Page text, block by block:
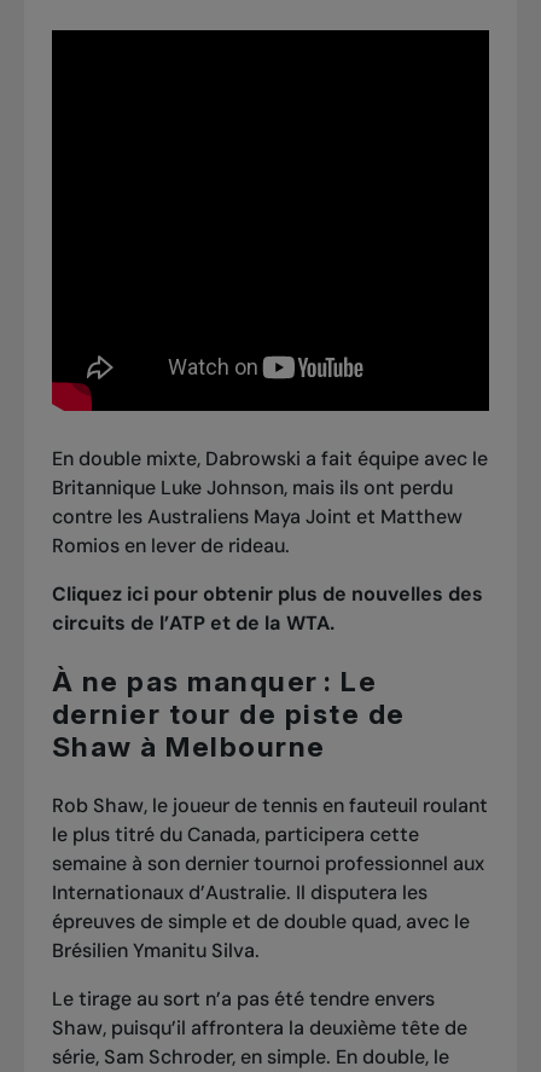
En double mixte, Dabrowski a fait équipe avec le
Britannique Luke Johnson, mais ils ont perdu
contre les Australiens Maya Joint et Matthew
Romios en lever de rideau.
Cliquez ici pour obtenir plus de nouvelles des
circuits de l’ATP et de la WTA.
À ne pas manquer : Le
dernier tour de piste de
Shaw à Melbourne
Rob Shaw, le joueur de tennis en fauteuil roulant
le plus titré du Canada, participera cette
semaine à son dernier tournoi professionnel aux
Internationaux d’Australie. Il disputera les
épreuves de simple et de double quad, avec le
Brésilien Ymanitu Silva.
Le tirage au sort n’a pas été tendre envers
Shaw, puisqu’il affrontera la deuxième tête de
série, Sam Schroder, en simple. En double, le